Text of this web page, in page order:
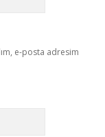
e-posta adresim